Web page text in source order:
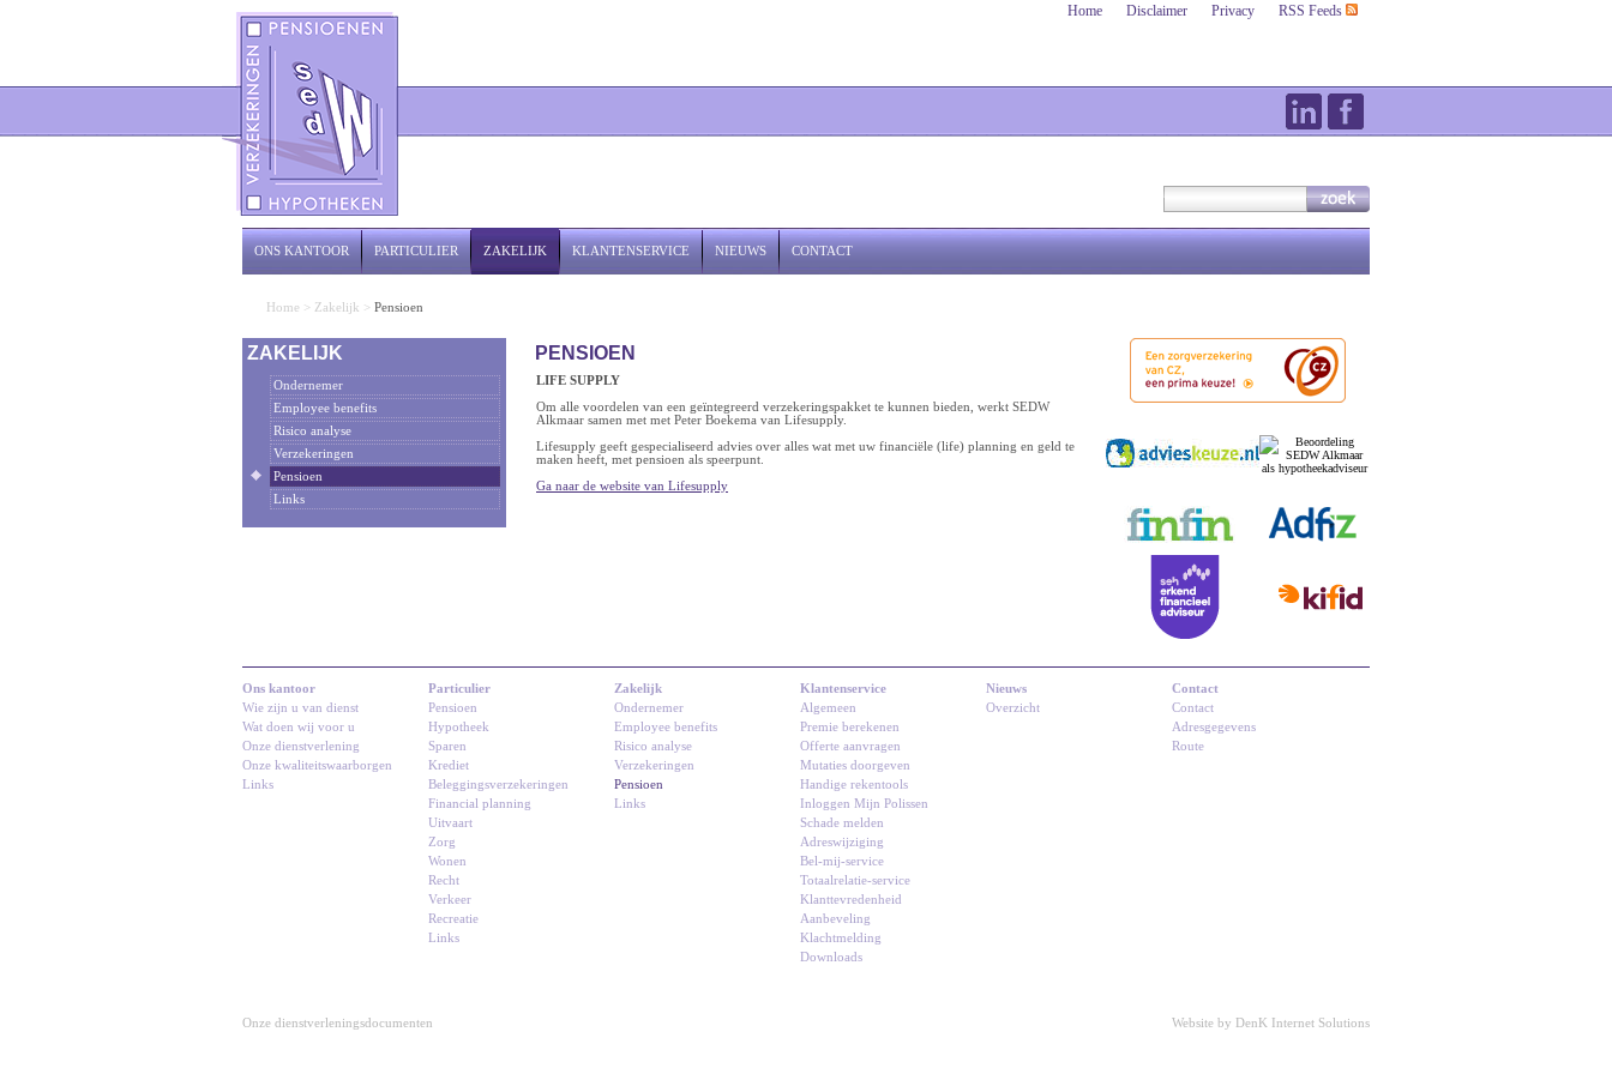
Home Disclaimer Privacy RSS Feeds
ONS KANTOOR PARTICULIER ZAKELIJK KLANTENSERVICE NIEUWS CONTACT
Home > Zakelijk > Pensioen
ZAKELIJK
Ondernemer
Employee benefits
Risico analyse
Verzekeringen
Pensioen
Links
PENSIOEN
LIFE SUPPLY
Om alle voordelen van een geïntegreerd verzekeringspakket te kunnen bieden, werkt SEDW
Alkmaar samen met met Peter Boekema van Lifesupply.
Lifesupply geeft gespecialiseerd advies over alles wat met uw financiële (life) planning en geld te
maken heeft, met pensioen als speerpunt.
Ga naar de website van Lifesupply
Ons kantoor
Wie zijn u van dienst
Wat doen wij voor u
Onze dienstverlening
Onze kwaliteitswaarborgen
Links
Particulier
Pensioen
Hypotheek
Sparen
Krediet
Beleggingsverzekeringen
Financial planning
Uitvaart
Zorg
Wonen
Recht
Verkeer
Recreatie
Links
Zakelijk
Ondernemer
Employee benefits
Risico analyse
Verzekeringen
Pensioen
Links
Klantenservice
Algemeen
Premie berekenen
Offerte aanvragen
Mutaties doorgeven
Handige rekentools
Inloggen Mijn Polissen
Schade melden
Adreswijziging
Bel-mij-service
Totaalrelatie-service
Klanttevredenheid
Aanbeveling
Klachtmelding
Downloads
Nieuws
Overzicht
Contact
Contact
Adresgegevens
Route
Onze dienstverleningsdocumenten Website by DenK Internet Solutions